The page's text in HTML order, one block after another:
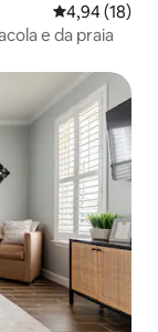
Classificação
4,94 (18)
e da praia